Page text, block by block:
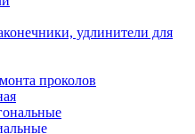
удлинители для
проколов